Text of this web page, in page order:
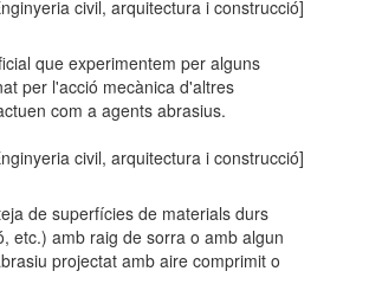
civil, arquitectura i construcció]
que experimentem per alguns
per l'acció mecànica d'altres
com a agents abrasius.
civil, arquitectura i construcció]
de superfícies de materials durs
etc.) amb raig de sorra o amb algun
projectat amb aire comprimit o